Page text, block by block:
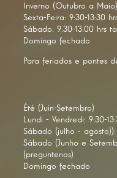
Inverno (Outubro a Maio)
Sexta-Feira: 9:30-13:30
Sábado: 9:30-13:00 hrs
Domingo fechado
Para feriados e pontes
Été (Juin-Setembro)
Lundi - Vendredi: 9:30-
Sábado (julho - agosto)):
Sábado (Junho e
(preguntenos)
Domingo fechado